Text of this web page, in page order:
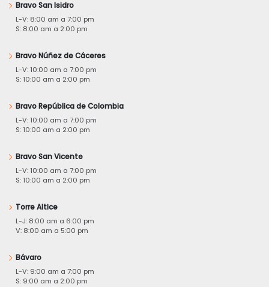
Bravo San Isidro
L-V: 8:00 am a 7:00 pm
S: 8:00 am a 2:00 pm
Bravo Núñez de Cáceres
L-V: 10:00 am a 7:00 pm
S: 10:00 am a 2:00 pm
Bravo República de Colombia
L-V: 10:00 am a 7:00 pm
S: 10:00 am a 2:00 pm
Bravo San Vicente
L-V: 10:00 am a 7:00 pm
S: 10:00 am a 2:00 pm
Torre Altice
L-J: 8:00 am a 6:00 pm
V: 8:00 am a 5:00 pm
Bávaro
L-V: 9:00 am a 7:00 pm
S: 9:00 am a 2:00 pm